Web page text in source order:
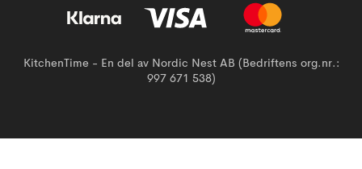
KitchenTime - En del av Nordic Nest AB (Bedriftens org.nr.:
997 671 538)